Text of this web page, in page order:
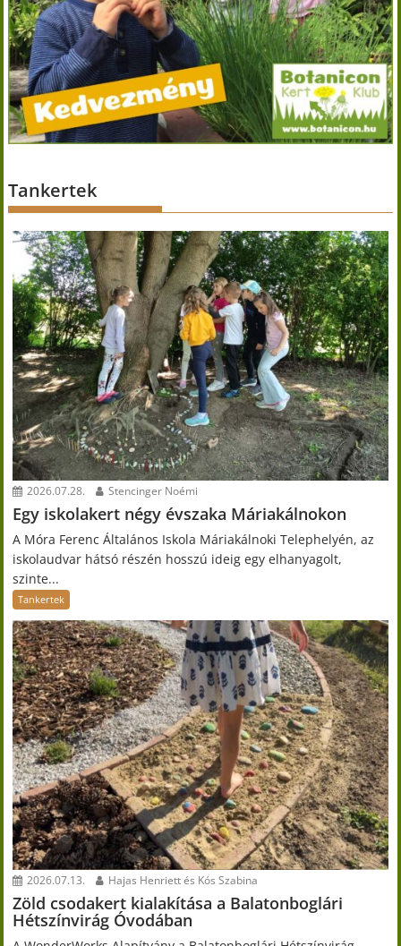
Tankertek
2026.07.28. Stencinger Noémi
Egy iskolakert négy évszaka Máriakálnokon
A Móra Ferenc Általános Iskola Máriakálnoki Telephelyén, az
iskolaudvar hátsó részén hosszú ideig egy elhanyagolt,
szinte...
Tankertek
2026.07.13. Hajas Henriett és Kós Szabina
Zöld csodakert kialakítása a Balatonboglári
Hétszínvirág Óvodában